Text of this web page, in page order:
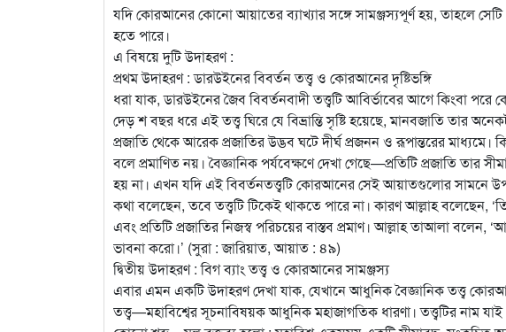
যদি কোরআনের কোনো আয়াতের ব্যাখ্যার সঙ্গে সামঞ্জস্যপূর্ণ হয়, তাহলে
হতে পারে।
এ বিষয়ে দুটি উদাহরণ :
প্রথম উদাহরণ : ডারউইনের বিবর্তন তত্ত্ব ও কোরআনের দৃষ্টিভঙ্গি
ধরা যাক, ডারউইনের জৈব বিবর্তনবাদী তত্ত্বটি আবির্ভাবের আগে
দেড় শ বছর ধরে এই তত্ত্ব ঘিরে যে বিভ্রান্তি সৃষ্টি হয়েছে, মানবজাতি তার
প্রজাতি থেকে আরেক প্রজাতির উদ্ভব ঘটে দীর্ঘ প্রজনন ও রূপান্তরের
বলে প্রমাণিত নয়। বৈজ্ঞানিক পর্যবেক্ষণে দেখা গেছে—প্রতিটি প্রজাতি তার
হয় না। এখন যদি এই বিবর্তনতত্ত্বটি কোরআনের সেই আয়াতগুলোর সামনে
কথা বলেছেন, তবে তত্ত্বটি টিকেই থাকতে পারে না। কারণ আল্লাহ বলেছেন,
এবং প্রতিটি প্রজাতির নিজস্ব পরিচয়ের বাস্তব প্রমাণ। আল্লাহ তাআলা
ভাবনা করো।’ (সুরা : জারিয়াত, আয়াত : ৪৯)
দ্বিতীয় উদাহরণ : বিগ ব্যাং তত্ত্ব ও কোরআনের সামঞ্জস্য
এবার এমন একটি উদাহরণ দেখা যাক, যেখানে আধুনিক বৈজ্ঞানিক তত্ত্ব
তত্ত্ব—মহাবিশ্বের সূচনাবিষয়ক আধুনিক মহাজাগতিক ধারণা। তত্ত্বটির নাম